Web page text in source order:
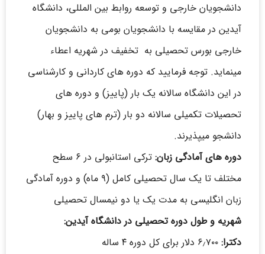
دانشجویان خارجی و توسعه روابط بین المللی، دانشگاه
آیدین در مقایسه با دانشجویان بومی به دانشجویان
خارجی بورس تحصیلی به تخفیف در شهریه اعطاء
مینماید. توجه فرمایید که دوره های کاردانی و کارشناسی
در این دانشگاه سالانه یک بار (پاییز) و دوره های
تحصیلات تکمیلی سالانه دو بار (ترم های پاییز و بهار)
دانشجو میپذیرند.
دوره های آمادگی زبان:
ترکی استانبولی در ۶ سطح
مختلف تا یک سال تحصیلی کامل (۹ ماه) و دوره آمادگی
زبان انگلیسی به مدت یک یا دو نیمسال تحصیلی
شهریه و طول دوره تحصیلی در دانشگاه آیدین:
دکترا: